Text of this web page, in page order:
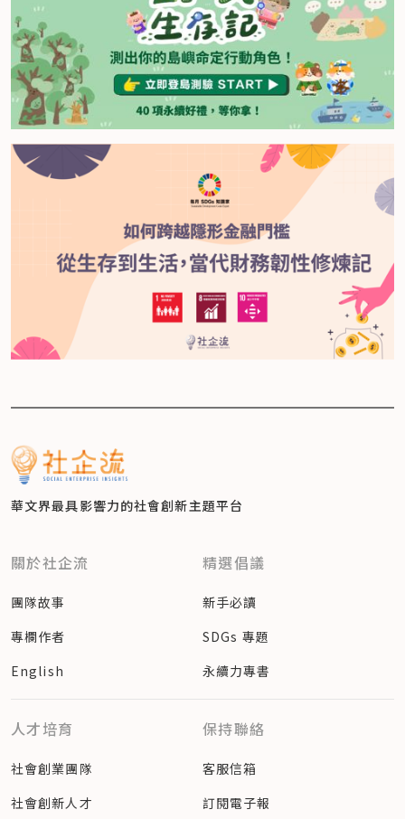
華文界最具影響力的社會創新主題平台
關於社企流
團隊故事
專欄作者
English
精選倡議
新手必讀
SDGs 專題
永續力專書
人才培育
社會創業團隊
社會創新人才
保持聯絡
客服信箱
訂閱電子報